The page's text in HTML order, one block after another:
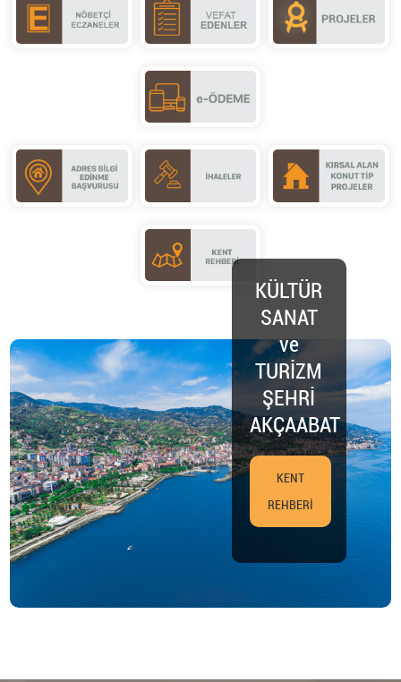
KÜLTÜR
SANAT
ve
TURİZM
ŞEHRİ
AKÇAABAT
KENT
REHBERİ